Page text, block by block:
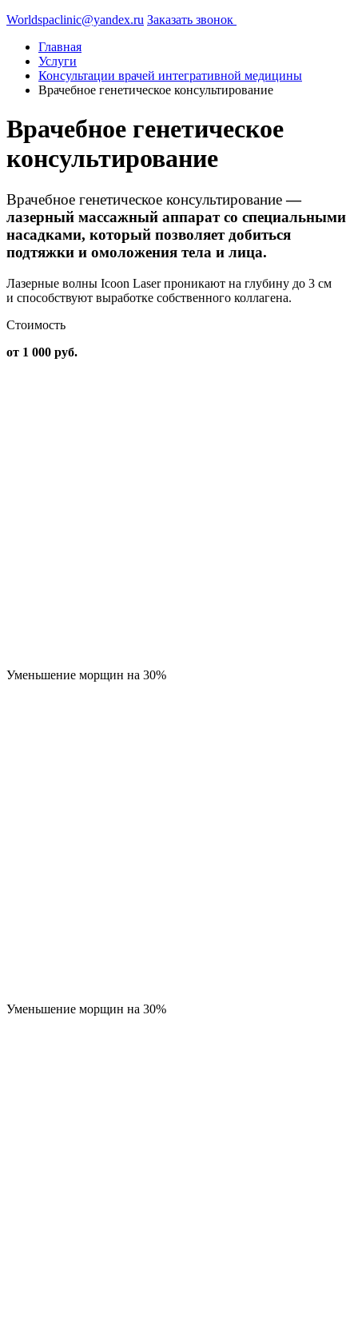
Worldspaclinic@yandex.ru Заказать звонок
Главная
Услуги
Консультации врачей интегративной медицины
Врачебное генетическое консультирование
Врачебное генетическое
консультирование
Врачебное генетическое консультирование—
лазерный массажный аппарат со специальными
насадками, который позволяет добиться
подтяжки и омоложения тела и лица.
Лазерные волны Icoon Laser проникают на глубину до 3 см
и способствуют выработке собственного коллагена.
Стоимость
от 1 000 руб.
Уменьшение морщин на 30%
Уменьшение морщин на 30%